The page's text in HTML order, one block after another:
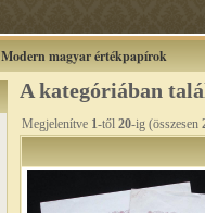
Modern magyar értékpapírok
A kategóriában
Megjelenítve 1-től 20-ig (összesen